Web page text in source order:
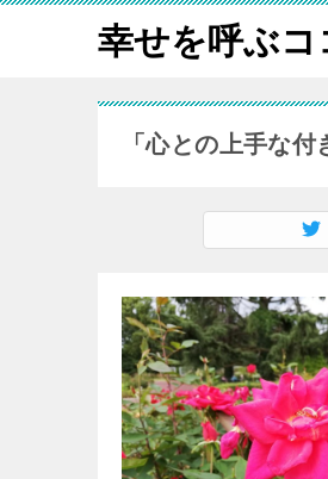
幸せを呼ぶ
「心との上手な